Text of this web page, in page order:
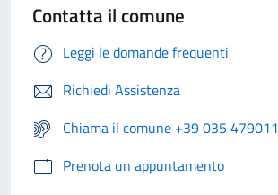
Contatta il comune
Leggi le domande frequenti
Richiedi Assistenza
Chiama il comune +39 035 479011
Prenota un appuntamento